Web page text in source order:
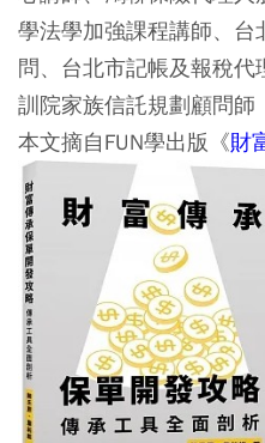
學法學加強課程講師、
問、台北市記帳及報稅
訓院家族信託規劃顧問師
本文摘自FUN學出版《財